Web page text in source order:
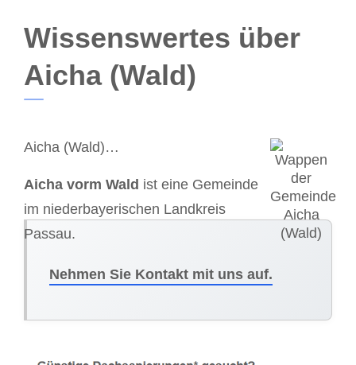
Wissenswertes über
Aicha (Wald)
Aicha (Wald)…
Aicha vorm Wald ist eine Gemeinde
im niederbayerischen Landkreis
Passau.
Nehmen Sie Kontakt mit uns auf.